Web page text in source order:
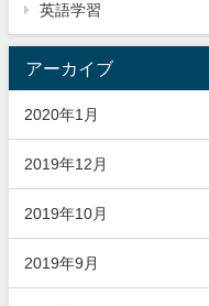
英語学習
アーカイブ
2020年1月
2019年12月
2019年10月
2019年9月